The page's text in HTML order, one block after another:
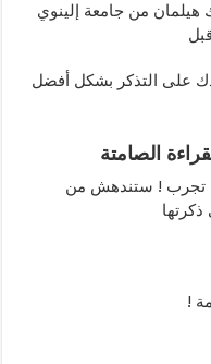
هيلمان من جامعة إلينوي
على التذكر بشكل أفضل
أن تجرب ! ستندهش من
!